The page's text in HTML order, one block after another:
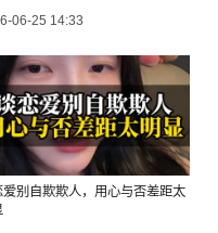
06-25 14:33
爱别自欺欺人，用心与否差距太